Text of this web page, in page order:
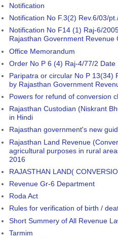
Notification
Notification No F.3(2) Rev.6/03/
Notification No F14 (1) Raj-6/
Rajasthan Government Revenue
Office Memorandum
Order No P 6 (4) Raj-4/77/2 Date
Paripatra or circular No P 13(34)
by Rajasthan Government
Powers for refund of conversion
Rajasthan Custodian (Niskrant
in Hindi
Rajasthan government's new
Rajasthan Land Revenue
agricultural purposes in rural
2016
RAJASTHAN LAND(
Revenue Gr-6 Department
Roda Act
Rules for verification of birth /
Short Summery of All Revenue
Tarmim